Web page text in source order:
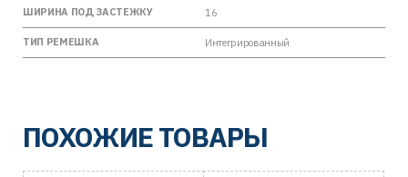
ШИРИНА ПОД ЗАСТЕЖКУ 16
ТИП РЕМЕШКА Интегрированный
ПОХОЖИЕ ТОВАРЫ